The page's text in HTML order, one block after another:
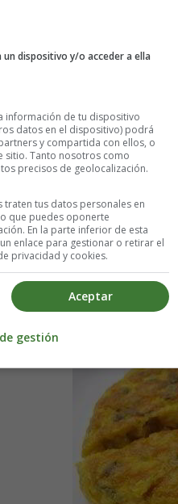
Estefanía
Categoría:Recetas
Última actualización:
Leer más: Gratinado de
Tortilla de
Receta para
dispositivo y/o acceder a ella
información de tu dispositivo
datos en el dispositivo) podrá
y compartida con ellos, o
sitio. Tanto nosotros como
precisos de geolocalización.
tus datos personales en
que puedes oponerte
En la parte inferior de esta
enlace para gestionar o retirar el
privacidad y cookies.
Aceptar
gestión